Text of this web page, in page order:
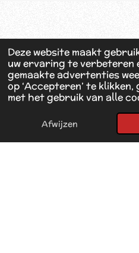
Deze website maakt
uw ervaring te verbeteren
gemaakte advertenties
op ‘Accepteren’ te
met het gebruik van alle
Afwijzen
k
E-mailadres Telefoonnummer